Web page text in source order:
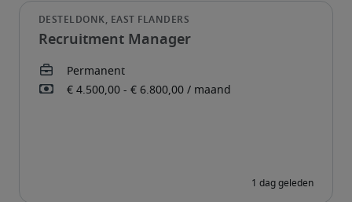
Recruitment Manager